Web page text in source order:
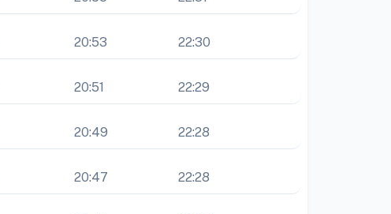
20:53 22:30
20:51 22:29
20:49 22:28
20:47 22:28